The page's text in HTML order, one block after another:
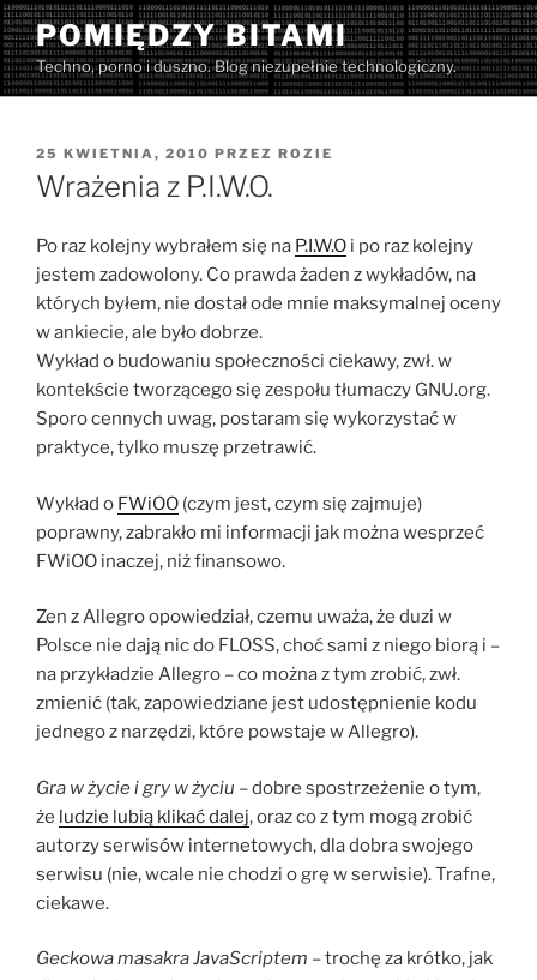
Przejdź
do
treści
POMIĘDZY BITAMI
Techno, porno i duszno. Blog niezupełnie technologiczny.
OPUBLIKOWANE
W
25 KWIETNIA, 2010 PRZEZ ROZIE
Wrażenia z P.I.W.O.
Po raz kolejny wybrałem się na P.I.W.O i po raz kolejny
jestem zadowolony. Co prawda żaden z wykładów, na
których byłem, nie dostał ode mnie maksymalnej oceny
w ankiecie, ale było dobrze.
Wykład o budowaniu społeczności ciekawy, zwł. w
kontekście tworzącego się zespołu tłumaczy GNU.org.
Sporo cennych uwag, postaram się wykorzystać w
praktyce, tylko muszę przetrawić.
Wykład o FWiOO (czym jest, czym się zajmuje)
poprawny, zabrakło mi informacji jak można wesprzeć
FWiOO inaczej, niż finansowo.
Zen z Allegro opowiedział, czemu uważa, że duzi w
Polsce nie dają nic do FLOSS, choć sami z niego biorą i –
na przykładzie Allegro – co można z tym zrobić, zwł.
zmienić (tak, zapowiedziane jest udostępnienie kodu
jednego z narzędzi, które powstaje w Allegro).
Gra w życie i gry w życiu – dobre spostrzeżenie o tym,
że ludzie lubią klikać dalej, oraz co z tym mogą zrobić
autorzy serwisów internetowych, dla dobra swojego
serwisu (nie, wcale nie chodzi o grę w serwisie). Trafne,
ciekawe.
Geckowa masakra JavaScriptem – trochę za krótko, jak